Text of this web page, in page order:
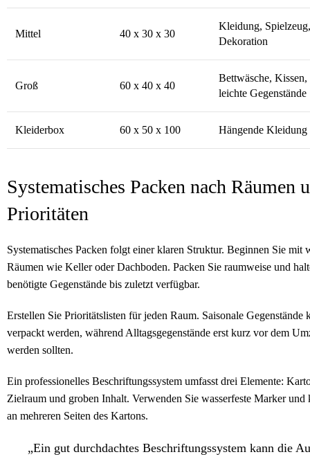
Mittel 40 x 30 x 30
Kleidung, Spielzeug,
Dekoration
Groß 60 x 40 x 40
Bettwäsche, Kissen,
leichte Gegenstände
Kleiderbox 60 x 50 x 100 Hängende Kleidung
Systematisches Packen nach Räumen
Prioritäten
Systematisches Packen folgt einer klaren Struktur. Beginnen Sie mit
Räumen wie Keller oder Dachboden. Packen Sie raumweise und
benötigte Gegenstände bis zuletzt verfügbar.
Erstellen Sie Prioritätslisten für jeden Raum. Saisonale Gegenstände
verpackt werden, während Alltagsgegenstände erst kurz vor dem
werden sollten.
Ein professionelles Beschriftungssystem umfasst drei Elemente:
Zielraum und groben Inhalt. Verwenden Sie wasserfeste Marker und
an mehreren Seiten des Kartons.
„Ein gut durchdachtes Beschriftungssystem kann die